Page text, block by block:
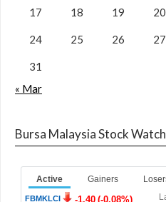
17 18 19 20
24 25 26 27
31
« Mar
Bursa Malaysia Stock Watch